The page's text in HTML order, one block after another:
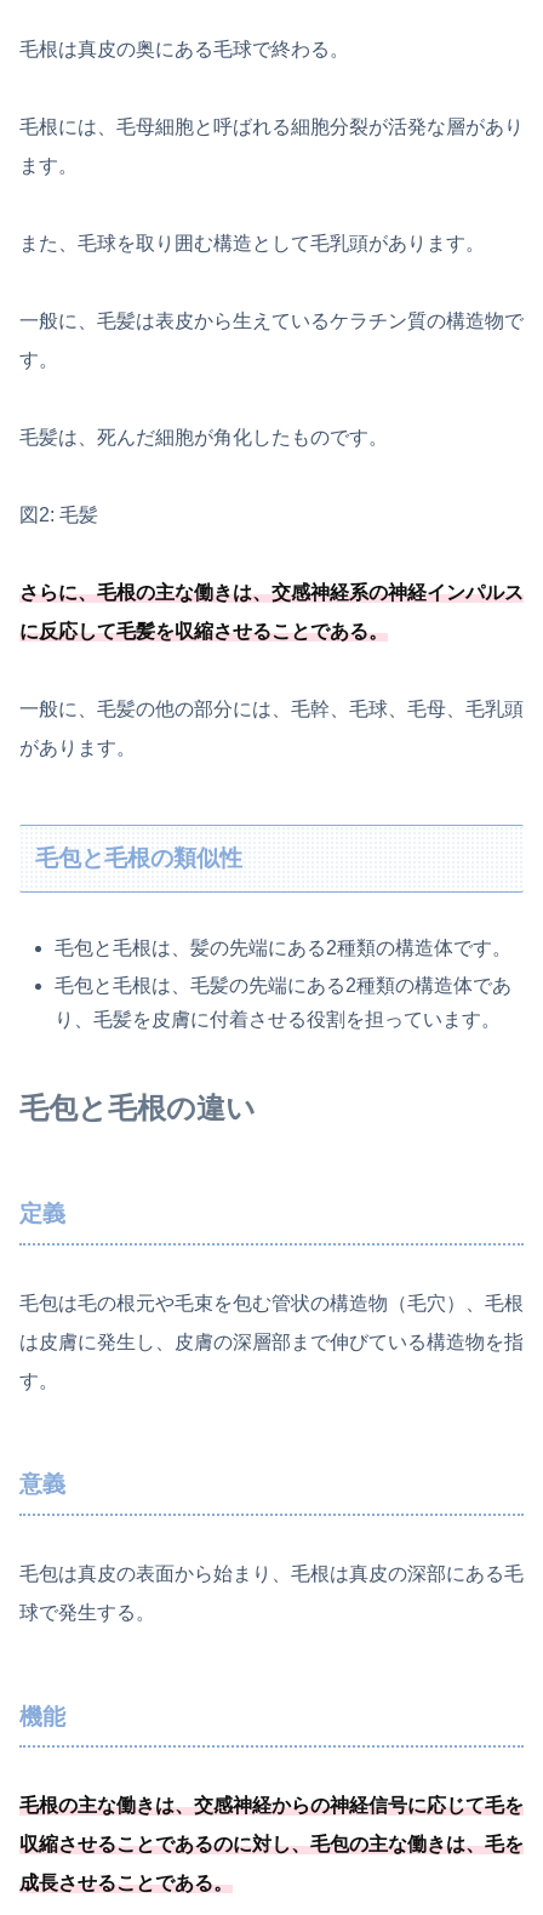
毛根は真皮の奥にある毛球で終わる。
毛根には、毛母細胞と呼ばれる細胞分裂が活発な層があり
ます。
また、毛球を取り囲む構造として毛乳頭があります。
一般に、毛髪は表皮から生えているケラチン質の構造物で
す。
毛髪は、死んだ細胞が角化したものです。
図2: 毛髪
さらに、毛根の主な働きは、交感神経系の神経インパルス
に反応して毛髪を収縮させることである。
一般に、毛髪の他の部分には、毛幹、毛球、毛母、毛乳頭
があります。
毛包と毛根の類似性
毛包と毛根は、髪の先端にある2種類の構造体です。
毛包と毛根は、毛髪の先端にある2種類の構造体であ
り、毛髪を皮膚に付着させる役割を担っています。
毛包と毛根の違い
定義
毛包は毛の根元や毛束を包む管状の構造物（毛穴）、毛根
は皮膚に発生し、皮膚の深層部まで伸びている構造物を指
す。
意義
毛包は真皮の表面から始まり、毛根は真皮の深部にある毛
球で発生する。
機能
毛根の主な働きは、交感神経からの神経信号に応じて毛を
収縮させることであるのに対し、毛包の主な働きは、毛を
成長させることである。